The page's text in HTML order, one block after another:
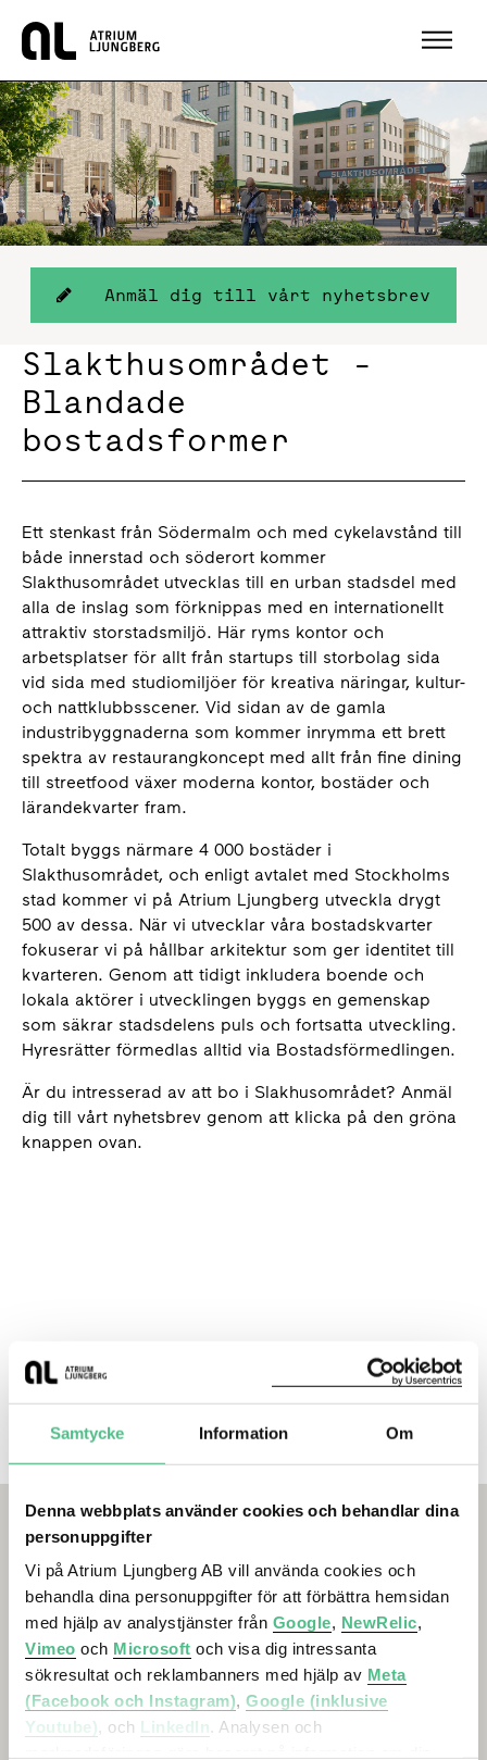
Samtycke Information Om
Denna webbplats använder cookies och behandlar dina
personuppgifter
Vi på Atrium Ljungberg AB vill använda cookies och
behandla dina personuppgifter för att förbättra hemsidan
med hjälp av analystjänster från Google, NewRelic,
Vimeo och Microsoft och visa dig intressanta
sökresultat och reklambanners med hjälp av Meta
(Facebook och Instagram), Google (inklusive
Youtube), och LinkedIn. Analysen och
Hem
Anmäl dig till vårt nyhetsbrev
Slakthusområdet -
Blandade
bostadsformer
Ett stenkast från Södermalm och med cykelavstånd till
både innerstad och söderort kommer
Slakthusområdet utvecklas till en urban stadsdel med
alla de inslag som förknippas med en internationellt
attraktiv storstadsmiljö. Här ryms kontor och
arbetsplatser för allt från startups till storbolag sida
vid sida med studiomiljöer för kreativa näringar, kultur-
och nattklubbsscener. Vid sidan av de gamla
industribyggnaderna som kommer inrymma ett brett
spektra av restaurangkoncept med allt från fine dining
till streetfood växer moderna kontor, bostäder och
lärandekvarter fram.
Totalt byggs närmare 4 000 bostäder i
Slakthusområdet, och enligt avtalet med Stockholms
stad kommer vi på Atrium Ljungberg utveckla drygt
500 av dessa. När vi utvecklar våra bostadskvarter
fokuserar vi på hållbar arkitektur som ger identitet till
kvarteren. Genom att tidigt inkludera boende och
lokala aktörer i utvecklingen byggs en gemenskap
som säkrar stadsdelens puls och fortsatta utveckling.
Hyresrätter förmedlas alltid via Bostadsförmedlingen.
Är du intresserad av att bo i Slakhusområdet? Anmäl
dig till vårt nyhetsbrev genom att klicka på den gröna
knappen ovan.